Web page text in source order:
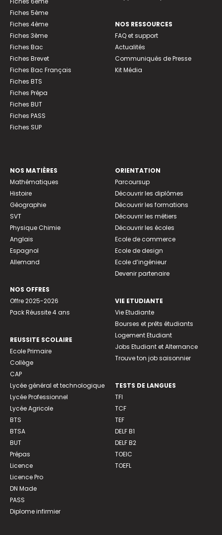
Fiches 5ème
Fiches 4ème
Fiches 3ème
Fiches Bac
Fiches Brevet
Fiches Bac Français
Fiches BTS
Fiches Prépa
Fiches BUT
Fiches PASS
Fiches SUP
NOS RESSOURCES
FAQ et support
Actualités
Communiqués de Presse
Kit Média
NOS MATIÈRES
Mathématiques
Histoire
Géographie
SVT
Physique Chimie
Anglais
Espagnol
Allemand
NOS OFFRES
Offre 2025-2026
Pack Réussite 4 ans
REUSSITE SCOLAIRE
Ecole Primaire
Collège
CAP
Lycée général et technologique
Lycée Professionnel
Lycée Agricole
BTS
BTSA
BUT
Prépas
Licence
Licence Pro
DN Made
PASS
Diplome infirmier
ORIENTATION
Parcoursup
Découvrir les diplômes
Découvrir les formations
Découvrir les métiers
Découvrir les écoles
Ecole de commerce
Ecole de design
Ecole d’ingénieur
Devenir partenaire
VIE ETUDIANTE
Vie Etudiante
Bourses et prêts étudiants
Logement Etudiant
Jobs Etudiant et Alternance
Trouve ton job saisonnier
TESTS DE LANGUES
TFI
TCF
TEF
DELF B1
DELF B2
TOEIC
TOEFL